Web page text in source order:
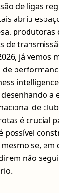
de ligas
abriu
produtoras
de
já vemos
a
de
é crucial
possível
se, em
não